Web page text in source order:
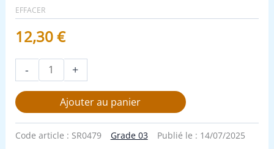
EFFACER
12,30€
- +
Ajouter au panier
Code article : SR0479 Grade 03 Publié le : 14/07/2025